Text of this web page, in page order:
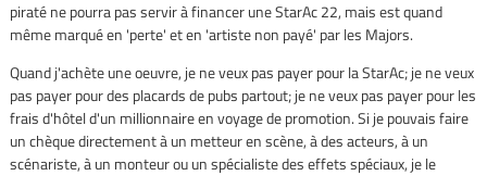
piraté ne pourra pas servir à financer une StarAc 22, mais est quand
même marqué en 'perte' et en 'artiste non payé' par les Majors.
Quand j'achète une oeuvre, je ne veux pas payer pour la StarAc; je ne veux
pas payer pour des placards de pubs partout; je ne veux pas payer pour les
frais d'hôtel d'un millionnaire en voyage de promotion. Si je pouvais faire
un chèque directement à un metteur en scène, à des acteurs, à un
scénariste, à un monteur ou un spécialiste des effets spéciaux, je le